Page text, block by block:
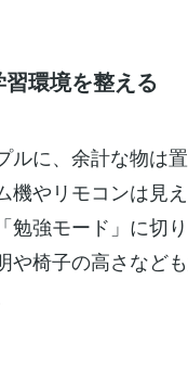
環境を整える
ルに、余計な物は
機やリモコンは見
勉強モード」に切
や椅子の高さなど